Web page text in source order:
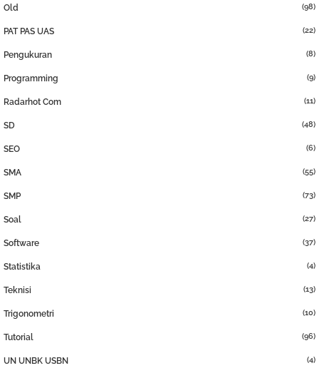
Old (98)
PAT PAS UAS (22)
Pengukuran (8)
Programming (9)
Radarhot Com (11)
SD (48)
SEO (6)
SMA (55)
SMP (73)
Soal (27)
Software (37)
Statistika (4)
Teknisi (13)
Trigonometri (10)
Tutorial (96)
UN UNBK USBN (4)